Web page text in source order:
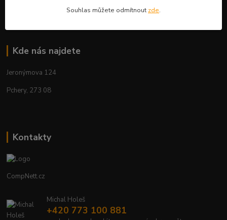
Kde nás najdete
Jeronýmova 124
Pchery, 273 08
Kontakty
CompNett.cz
Michal Holeš
+420 773 100 881
Souhlas můžete odmítnout zde.